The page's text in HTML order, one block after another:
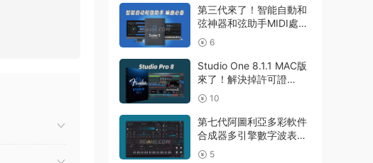
Producer Edition
v26.1.3.5336 (All
GUISEPPE MAC
第三代來了！智能自動和
弦神器和弦助手MIDI處理
Plugin Boutique – Scaler
3 v3.3.0 MAC
6
Studio One 8.1.1 MAC版
來了！解決掉許可證
Presonus Studio One
Pro 8 v8.1.1 MacOS U2B
完美中文破解版Fender
Studio Pro 8
10
第七代阿圖利亞多彩軟件
合成器多引擎數字波表合
成器 Arturia Pigments
5